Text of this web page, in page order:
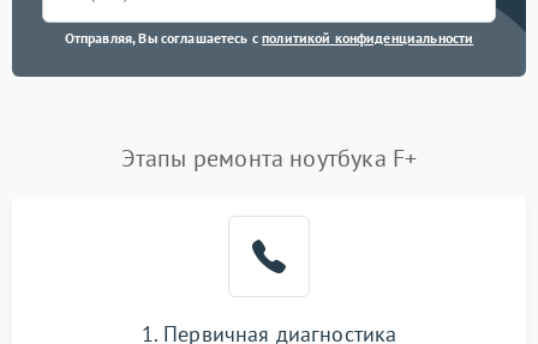
Отправляя, Вы соглашаетесь сполитикой конфиденциальности
Этапы ремонта ноутбука F+
1. Первичная диагностика